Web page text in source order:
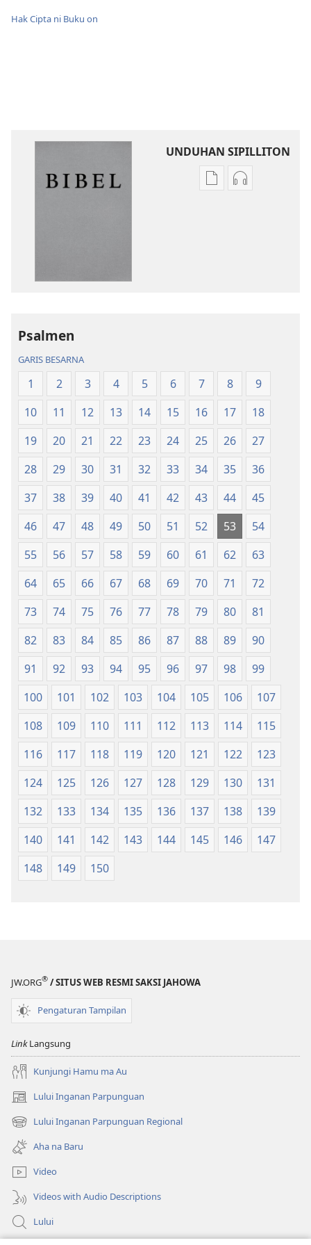
Hak Cipta ni Buku on
UNDUHAN SIPILLITON
Sipilliton
Naeng
Mangolu
di
Tano
na
Imbaru
Sipiliton
Naeng
Mangolu
di
Tano
na
Imbaru
Psalmen
GARIS BESARNA
1 2 3 4 5 6 7 8
9
10
11 12 13 14 15 16 17
18
19
20 21 22 23 24 25 26
27
28
29 30 31 32 33 34 35
36
37
38 39 40 41 42 43 44
45
46
47 48 49 50 51 52 53
54
55
56 57 58 59 60 61 62
63
64
65 66 67 68 69 70 71
72
73
74 75 76 77 78 79 80
81
82
83 84 85 86 87 88 89
90
91
92 93 94 95 96 97 98
99
100
101 102 103 104 105 106
107
108
109 110 111 112 113 114
115
116
117 118 119 120 121 122
123
124
125 126 127 128 129 130
131
132
133 134 135 136 137 138
139
140
141 142 143 144 145 146
147
148
149 150
JW.ORG® / SITUS WEB RESMI SAKSI JAHOWA
Pengaturan Tampilan
LinkLangsung
Kunjungi Hamu ma Au
Lului Inganan Parpunguan
(opens
new
window)
Lului Inganan Parpunguan Regional
(opens
new
window)
Aha na Baru
Video
Videos with Audio Descriptions
Lului